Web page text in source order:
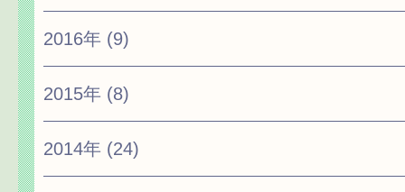
2016年 (9)
2015年 (8)
2014年 (24)